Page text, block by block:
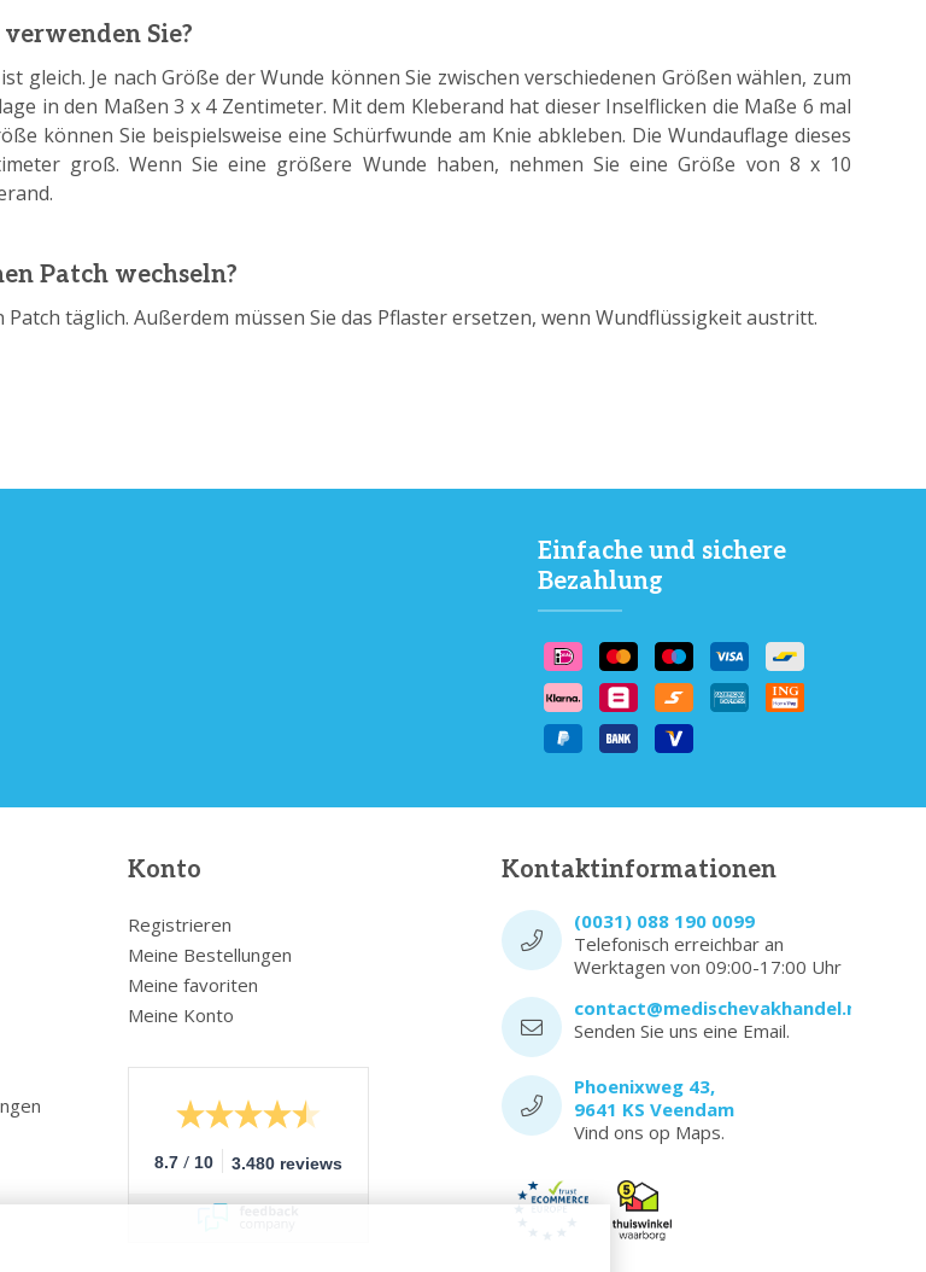
Sie?
gleich. Je nach Größe der Wunde können Sie zwischen verschiedenen Größen wählen, zum
in den Maßen 3 x 4 Zentimeter. Mit dem Kleberand hat dieser Inselflicken die Maße 6 mal
können Sie beispielsweise eine Schürfwunde am Knie abkleben. Die Wundauflage dieses
groß. Wenn Sie eine größere Wunde haben, nehmen Sie eine Größe von 8 x 10
Patch wechseln?
Patch täglich. Außerdem müssen Sie das Pflaster ersetzen, wenn Wundflüssigkeit austritt.
Einfache und sichere
Bezahlung
Konto
Registrieren
Meine Bestellungen
Meine favoriten
Meine Konto
8.7 / 10 3.480 reviews
Kontaktinformationen
(0031) 088 190 0099
Telefonisch erreichbar an
Werktagen von 09:00-17:00 Uhr
contact@medischevakhandel.nl
Senden Sie uns eine Email.
Phoenixweg 43,
9641 KS Veendam
Vind ons op Maps.